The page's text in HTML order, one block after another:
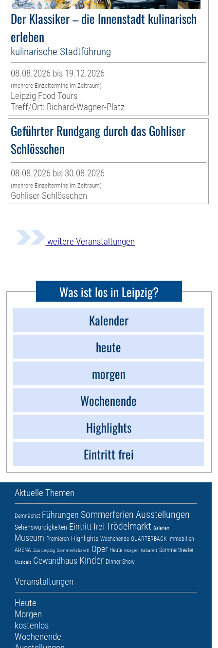
Der Klassiker – die Innenstadt kulinarisch
erleben
kulinarische Stadtführung
08.08.2026 bis 19.12.2026
(mehrere Einzeltermine im Zeitraum)
Leipzig Food Tours
Treff/Ort: Richard-Wagner-Platz
Geführter Rundgang durch das Gohliser
Schlösschen
08.08.2026 bis 30.08.2026
(mehrere Einzeltermine im Zeitraum)
Gohliser Schlösschen
weitere Veranstaltungen
Was ist los in Leipzig?
Kalender
heute
morgen
Wochenende
Highlights
Eintritt frei
Aktuelle Themen
Demnächst Führungen Sommerferien Ausstellungen
Sehenswürdigkeiten Eintritt frei Trödelmarkt Galerien
Museum Premieren Highlights Wochenende QUARTERBACK Immobilien
ARENA Zoo Leipzig Sommerkabarett Oper Heute Morgen Kabarett Sommertheater
Musicals Gewandhaus Kinder Dinner-Show
Veranstaltungen
Heute
Morgen
kostenlos
Wochenende